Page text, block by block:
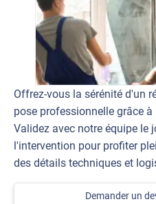
Offrez-vous la sérénité d'un
pose professionnelle grâce à
Validez avec notre équipe le
l'intervention pour profiter
des détails techniques et
Demander un